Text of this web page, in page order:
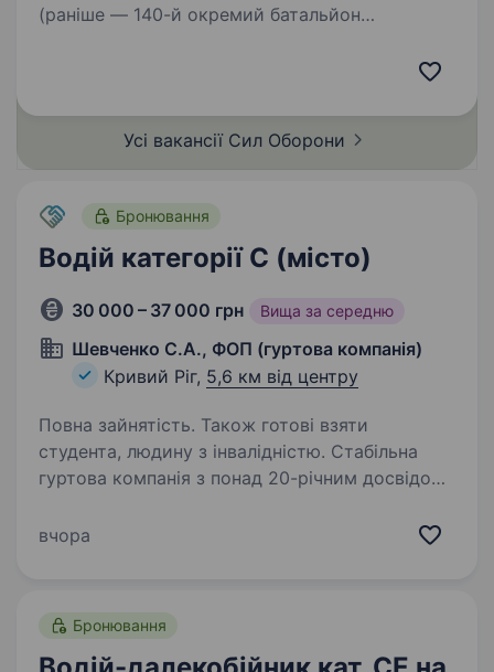
(раніше — 140-й окремий батальйон
бригади територіальної…
Усі вакансії Сил Оборони
Бронювання
Водій категорії С (місто)
30 000 – 37 000 грн Вища за середню
Шевченко С.А., ФОП (гуртова компанія)
Кривий Ріг, 5,6 км від центру
Повна зайнятість. Також готові взяти
студента, людину з інвалідністю. Стабільна
гуртова компанія з понад 20-річним досвідом
категорії C. Якщо ви шукаєте надійну роботу
вчора
Бронювання